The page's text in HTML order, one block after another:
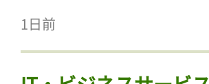
1日前